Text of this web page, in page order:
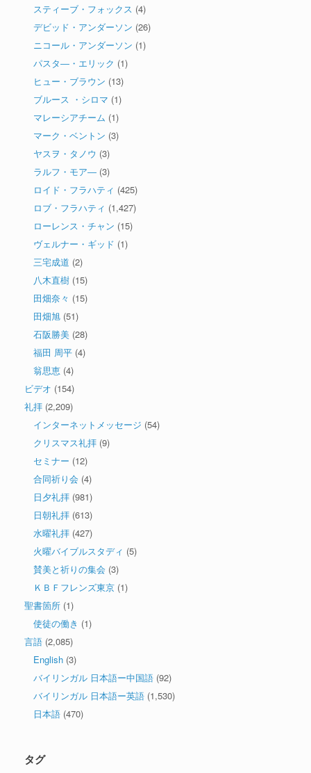
スティーブ・フォックス (4)
デビッド・アンダーソン (26)
ニコール・アンダーソン (1)
パスタ―・エリック (1)
ヒュー・ブラウン (13)
ブルース ・シロマ (1)
マレーシアチーム (1)
マーク・ベントン (3)
ヤスヲ・タノウ (3)
ラルフ・モア― (3)
ロイド・フラハティ (425)
ロブ・フラハティ (1,427)
ローレンス・チャン (15)
ヴェルナー・ギッド (1)
三宅成道 (2)
八木直樹 (15)
田畑奈々 (15)
田畑旭 (51)
石阪勝美 (28)
福田 周平 (4)
翁思恵 (4)
ビデオ (154)
礼拝 (2,209)
インターネットメッセージ (54)
クリスマス礼拝 (9)
セミナー (12)
合同祈り会 (4)
日夕礼拝 (981)
日朝礼拝 (613)
水曜礼拝 (427)
火曜バイブルスタディ (5)
賛美と祈りの集会 (3)
ＫＢＦフレンズ東京 (1)
聖書箇所 (1)
使徒の働き (1)
言語 (2,085)
English (3)
バイリンガル 日本語ー中国語 (92)
バイリンガル 日本語ー英語 (1,530)
日本語 (470)
タグ